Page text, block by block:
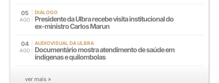
05
AGO
DIÁLOGO
Presidente da Ulbra recebe visita institucional do
ex-ministro Carlos Marun
04
AGO
AUDIOVISUAL DA ULBRA
Documentário mostra atendimento de saúde em
indígenas e quilombolas
ver mais »